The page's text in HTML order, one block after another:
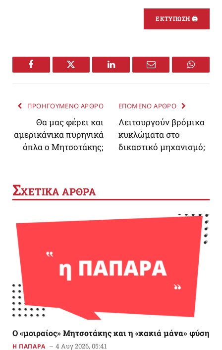
ΕΚΤΥΠΩΣΗ 🖨
Facebook Twitter LinkedIn Email
ΠΡΟΗΓΟΥΜΕΝΟ ΑΡΘΡΟ
Θα μας φέρει και
αμερικάνικα πυρηνικά
όπλα ο Μητσοτάκης;
ΕΠΟΜΕΝΟ ΑΡΘΡΟ
Λειτουργούν βρόμικα
κυκλώματα στο
δικαστικό μηχανισμό;
ΣΧΕΤΙΚΑ ΑΡΘΡΑ
Ο «μοιραίος» Μητσοτάκης και η «κακιά μάνα» φύση
Η ΠΑΠΑΡΑ 4 Αυγ 2026, 05:41